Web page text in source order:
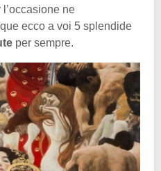
ne
ecco a voi 5 splendide
per sempre.